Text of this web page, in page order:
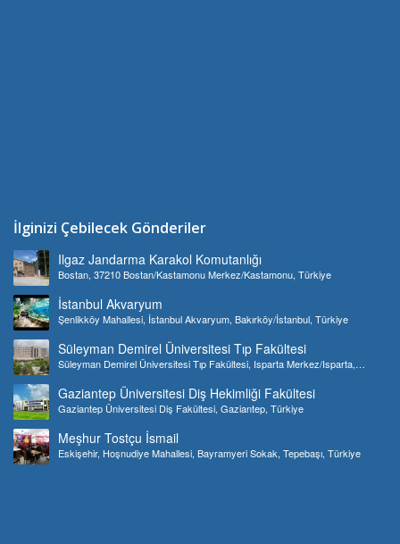
İlginizi Çebilecek Gönderiler
Ilgaz Jandarma Karakol Komutanlığı
Bostan, 37210 Bostan/Kastamonu Merkez/Kastamonu, Türkiye
İstanbul Akvaryum
Şenlikköy Mahallesi, İstanbul Akvaryum, Bakırköy/İstanbul, Türkiye
Süleyman Demirel Üniversitesi Tıp Fakültesi
Süleyman Demirel Üniversitesi Tıp Fakültesi, Isparta Merkez/Isparta,
Gaziantep Üniversitesi Diş Hekimliği Fakültesi
Gaziantep Üniversitesi Diş Fakültesi, Gaziantep, Türkiye
Meşhur Tostçu İsmail
Eskişehir, Hoşnudiye Mahallesi, Bayramyeri Sokak, Tepebaşı, Türkiye